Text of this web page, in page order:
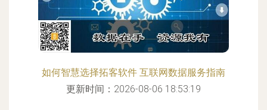
如何智慧选择拓客软件 互联网数据服务指南
更新时间：2026-08-06 18:53:19